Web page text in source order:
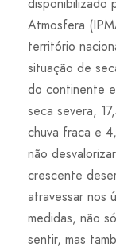
disponibilizado
Atmosfera
território
situação de
do continente
seca severa,
chuva fraca e
não
crescente
atravessar nos
medidas, não
sentir, mas